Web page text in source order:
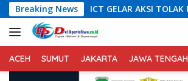
Langsung
ke
konten
Breaking News
AKSI TOLAK REVITALISASI SITU
ACEH SUMUT JAKARTA JAWA TENGAH